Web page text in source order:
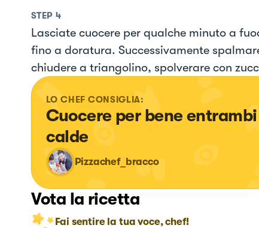
STEP 4
Lasciate cuocere per qualche minuto a
fino a doratura. Successivamente
chiudere a triangolino, spolverare con
LO CHEF CONSIGLIA:
Cuocere per bene
calde
Pizzachef_bracco
Vota la ricetta
Fai sentire la tua voce, chef!